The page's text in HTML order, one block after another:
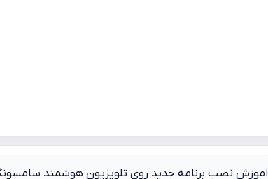
اموزش نصب برنامه جدید روی تلویزیون هوشمند